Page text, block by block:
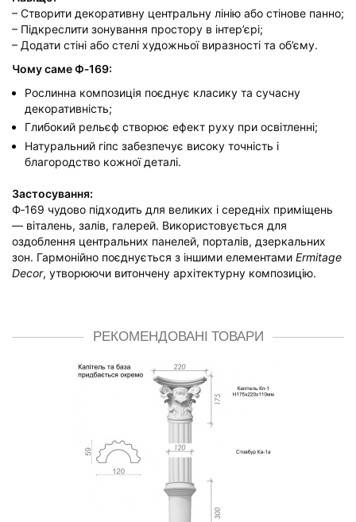
– Створити декоративну центральну лінію або стінове панно;
– Підкреслити зонування простору в інтер’єрі;
– Додати стіні або стелі художньої виразності та об’єму.
Чому саме Ф‑169:
Рослинна композиція поєднує класику та сучасну
декоративність;
Глибокий рельєф створює ефект руху при освітленні;
Натуральний гіпс забезпечує високу точність і
благородство кожної деталі.
Застосування:
Ф‑169 чудово підходить для великих і середніх приміщень
— віталень, залів, галерей. Використовується для
оздоблення центральних панелей, порталів, дзеркальних
зон. Гармонійно поєднується з іншими елементами Ermitage
Decor, утворюючи витончену архітектурну композицію.
РЕКОМЕНДОВАНІ ТОВАРИ